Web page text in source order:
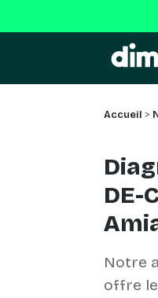
Accueil >
DE-
Notre
offre